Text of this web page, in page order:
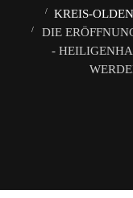
KREIS-
DIE
-